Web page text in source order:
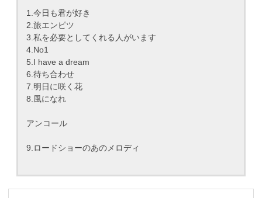
1.今日も君が好き
2.旅エンピツ
3.私を必要としてくれる人がいます
4.No1
5.I have a dream
6.待ち合わせ
7.明日に咲く花
8.風になれ
アンコール
9.ロードショーのあのメロディ